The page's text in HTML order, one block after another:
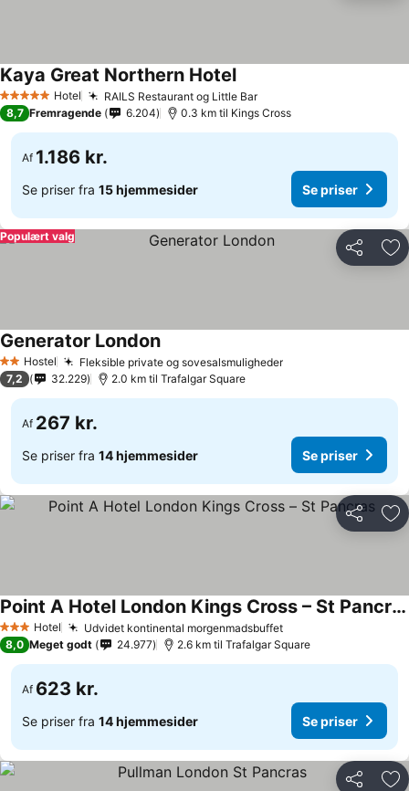
5 Stjerner Hotel RAILS Restaurant og Little BarSe priser
Kaya Great Northern HotelSe priser
8,7 Fremragende 6.204 0.3 km til Kings Cross
Af 1.186 kr.
Se priser fra 15 hjemmesider Se priser
Del
Populært valg
2 Stjerner
Hostel Fleksible private og sovesalsmulighederSe priser
Generator LondonSe priser
7,2 32.229 2.0 km til Trafalgar Square
Af 267 kr.
Se priser fra 14 hjemmesider Se priser
Del
3 StjernerHotel Udvidet kontinental morgenmadsbuffetSe priser
Point A Hotel London Kings Cross – St Pancras
Se priser
8,0 Meget godt 24.977 2.6 km til Trafalgar Square
Af 623 kr.
Se priser fra 14 hjemmesider Se priser
Del